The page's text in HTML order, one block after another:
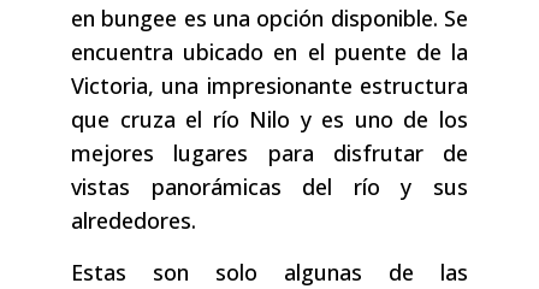
en bungee es una opción disponible. Se
encuentra ubicado en el puente de la
Victoria, una impresionante estructura
que cruza el río Nilo y es uno de los
mejores lugares para disfrutar de
vistas panorámicas del río y sus
alrededores.
Estas son solo algunas de las